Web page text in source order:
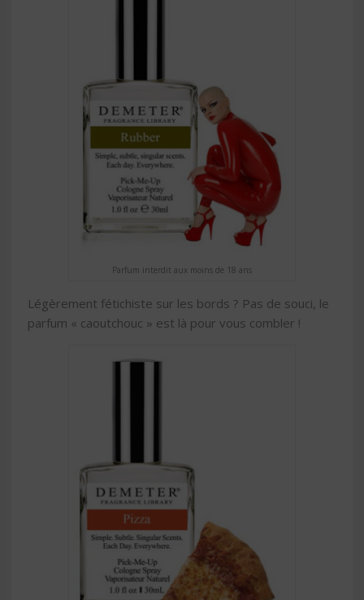
Parfum interdit aux moins de 18 ans
Légèrement fétichiste sur les bords ? Pas de souci, le
parfum « caoutchouc » est là pour vous combler !